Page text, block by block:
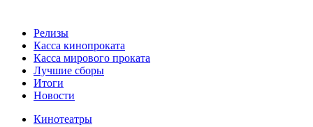
Релизы
Касса кинопроката
Касса мирового проката
Лучшие сборы
Итоги
Новости
Кинотеатры